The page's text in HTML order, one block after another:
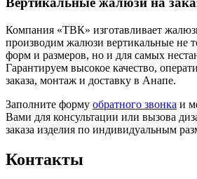
Компания «ТВК» изготавливает
производим жалюзи вертикальные не
форм и размеров, но и для самых
Гарантируем высокое качество,
заказа, монтаж и доставку в Анапе.
Заполните форму обратного звонка и
Вами для консультации или вызова
заказа изделия по индивидуальным
Контакты